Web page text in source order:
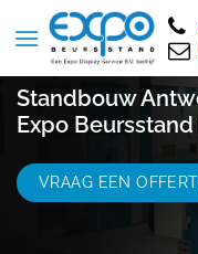
Standbouw
Expo
VRAAG EEN